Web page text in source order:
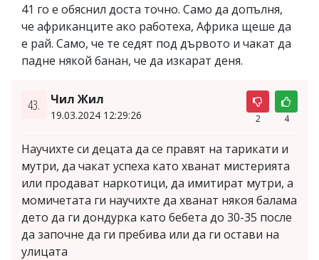
41 го е обяснил доста точно. Само да допълня,
че африканците ако работеха, Африка щеше да
е рай. Само, че те седят под дървото и чакат да
падне някой банан, че да изкарат деня.
43. Чил Жил
19.03.2024 12:29:26 2 4
Научихте си децата да се правят на тарикати и
мутри, да чакат успеха като хванат мистерията
или продават наркотици, да имитират мутри, а
момичетата ги научихте да хванат някоя балама
дето да ги дондурка като бебета до 30-35 после
да започне да ги пребива или да ги остави на
улицата